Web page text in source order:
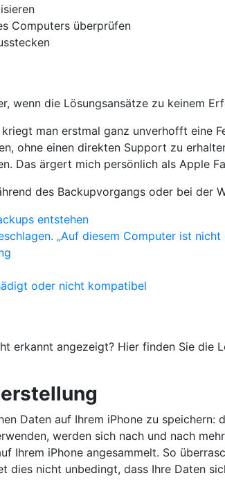
Computers überprüfen
wenn die Lösungsansätze zu keinem
man erstmal ganz unverhofft eine
ohne einen direkten Support zu
Das ärgert mich persönlich als Apple
des Backupvorgangs oder bei der
entstehen
„Auf diesem Computer ist
oder nicht kompatibel
erkannt angezeigt? Hier finden Sie die
Daten auf Ihrem iPhone zu
werden sich nach und nach
Ihrem iPhone angesammelt. So
dies nicht unbedingt, dass Ihre Daten